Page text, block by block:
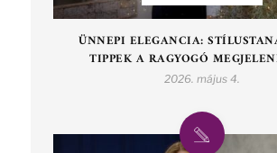
ÜNNEPI ELEGANCIA:
TIPPEK A RAGYOGÓ
2026. május 4.